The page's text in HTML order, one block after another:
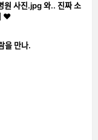
사진.jpg 와.. 진짜 소
❤️
만나.